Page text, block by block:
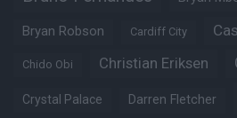
Bryan Robson Cardiff City
Chido Obi Christian Eriksen
Crystal Palace Darren Fletcher